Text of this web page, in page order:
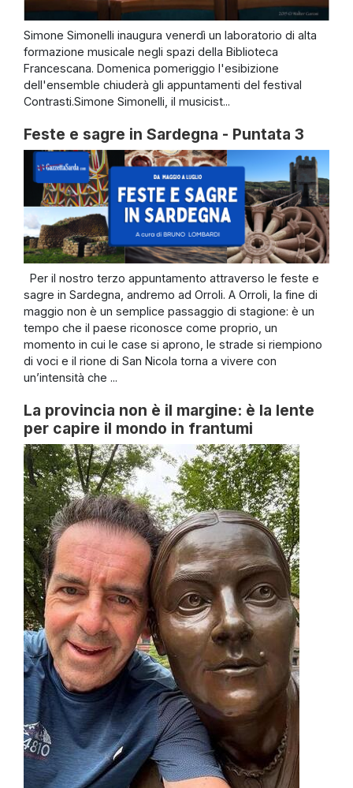
Simone Simonelli inaugura venerdì un laboratorio di alta
formazione musicale negli spazi della Biblioteca
Francescana. Domenica pomeriggio l'esibizione
dell'ensemble chiuderà gli appuntamenti del festival
Contrasti.Simone Simonelli, il musicist...
Feste e sagre in Sardegna - Puntata 3
Per il nostro terzo appuntamento attraverso le feste e
sagre in Sardegna, andremo ad Orroli. A Orroli, la fine di
maggio non è un semplice passaggio di stagione: è un
tempo che il paese riconosce come proprio, un
momento in cui le case si aprono, le strade si riempiono
di voci e il rione di San Nicola torna a vivere con
un’intensità che ...
La provincia non è il margine: è la lente
per capire il mondo in frantumi